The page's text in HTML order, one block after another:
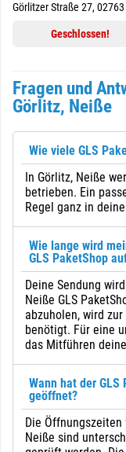
Görlitzer Straße 27,
Geschlossen!
Fragen und
Görlitz, Neiße
Wie viele GLS
In Görlitz, Neiße
betrieben. Ein
Regel ganz in
Wie lange wird
GLS PaketShop
Deine Sendung
Neiße GLS
abzuholen, wird
benötigt. Für eine
das Mitführen
Wann hat der
geöffnet?
Die Öffnungszeiten
Neiße sind